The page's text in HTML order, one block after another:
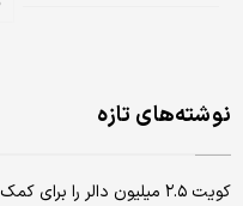
نوشته‌های تازه
کویت ۲.۵ میلیون دالر را برای کمک به افغانستان اختصاص داد